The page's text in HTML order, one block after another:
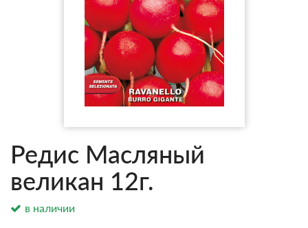
Редис Масляный
великан 12г.
в наличии